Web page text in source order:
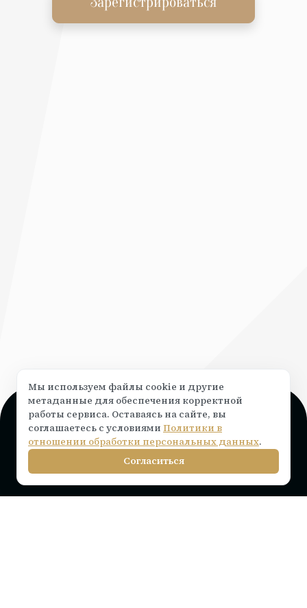
Поддержка и консультация
Чат на сайте ⟶написать
info@rocketr.ru
Telegram-канал
Мы используем файлы cookie и другие
метаданные для обеспечения корректной
работы сервиса. Оставаясь на сайте, вы
соглашаетесь с условиями Политики в
отношении обработки персональных данных.
Согласиться